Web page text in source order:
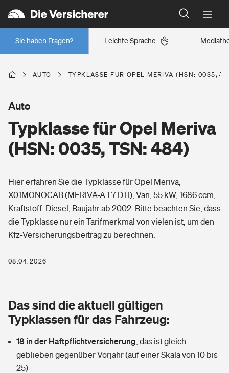
Leichte Sprache
Sie haben Fragen?
Wer versichert was: Jetzt Versicherer finden
Regionalklassen: So ist Ihre Region eingestuft
Wer versichert was: Jetzt Versicherer finden
Berufsunfähigkeitsversicherung
Erwerbsunfähigkeitsversicherung
Grundfähigkeitsversicherung
Arbeitsrechtsschutz
Berufshaftpflichtversicherung
Zur Übersicht
Tools
Wer versichert was: Jetzt Versicherer finden
Wohnen
Elementarversicherung
Glasversicherung
Mietkautionsversicherung
Freizeit
Pri­vate Haft­pflicht­
Kinderunfall­ver­si­che­rung
Kinderinvalidität
Gesundheit
Private Krankenversicherung
Dread-Disease-Versicherung
Tierkrankenversicherung
Zur Übersicht
AUTO TYPKLASSE FÜR OPEL MERIVA (HSN: 0035,
Typklasse für Opel Meriva
(HSN: 0035, TSN: 484)
Auto
Hier erfahren Sie die Typklasse für Opel Meriva,
X01MONOCAB (MERIVA-A 1.7 DTI), Van, 55 kW, 1686 ccm,
Kraftstoff: Diesel, Baujahr ab 2002. Bitte beachten Sie, dass
die Typklasse nur ein Tarifmerkmal von vielen ist, um den
Kfz-Versicherungsbeitrag zu berechnen.
08.04.2026
Das sind die aktuell gültigen
Typklassen für das Fahrzeug:
18 in der Haftpflichtversicherung das ist gleich
geblieben gegenüber Vorjahr (auf einer Skala von 10 bis
25)